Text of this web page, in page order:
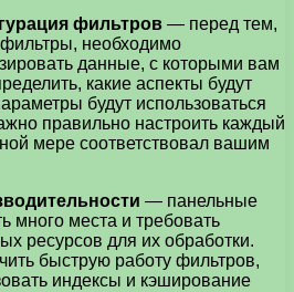
фильтров — перед тем,
фильтры, необходимо
данные, с которыми вам
какие аспекты будут
будут использоваться
правильно настроить каждый
мере соответствовал вашим
— панельные
много места и требовать
ресурсов для их обработки.
быструю работу фильтров,
индексы и кэширование